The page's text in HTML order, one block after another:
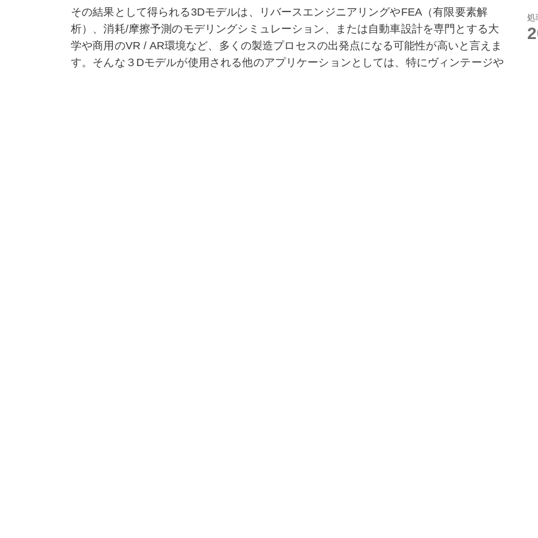
処
その結果として得られる3Dモデルは、リバースエンジニアリングやFEA（有限要素解
析）、消耗/摩擦予測のモデリングシミュレーション、または自動車設計を専門とする大
学や商用のVR / AR環境など、多くの製造プロセスの出発点になる可能性が高いと言えま
す。そんな３Dモデルが使用される他のアプリケーションとしては、特にヴィンテージや